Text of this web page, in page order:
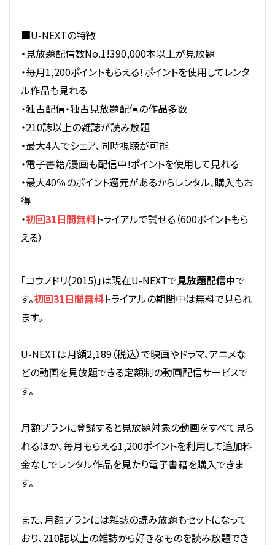
■U-NEXTの特徴
・見放題配信数No.1!390,000本以上が見放題
・毎月1,200ポイントもらえる！ポイントを使用してレンタ
ル作品も見れる
・独占配信・独占見放題配信の作品多数
・210誌以上の雑誌が読み放題
・最大4人でシェア、同時視聴が可能
・電子書籍/漫画も配信中!ポイントを使用して見れる
・最大40％のポイント還元があるからレンタル、購入もお
得
・初回31日間無料トライアルで試せる（600ポイントもら
える）
「コウノドリ(2015)」は現在U-NEXTで見放題配信中で
す。初回31日間無料トライアルの期間中は無料で見られ
ます。
U-NEXTは月額2,189（税込）で映画やドラマ、アニメな
どの動画を見放題できる定額制の動画配信サービスで
す。
月額プランに登録すると見放題対象の動画をすべて見ら
れるほか、毎月もらえる1,200ポイントを利用して追加料
金なしでレンタル作品を見たり電子書籍を購入できま
す。
また、月額プランには雑誌の読み放題もセットになって
おり、210誌以上の雑誌から好きなものを読み放題でき